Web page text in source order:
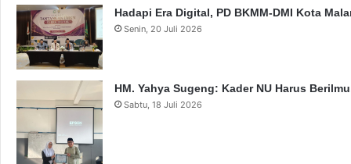
Hadapi Era Digital, PD BKMM-DMI Kota
Senin, 20 Juli 2026
HM. Yahya Sugeng: Kader NU Harus
Sabtu, 18 Juli 2026